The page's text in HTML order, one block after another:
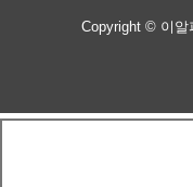
Copyright © 이알